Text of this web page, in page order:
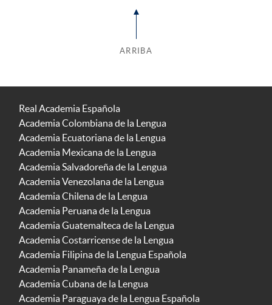
ARRIBA
Real Academia Española
Academia Colombiana de la Lengua
Academia Ecuatoriana de la Lengua
Academia Mexicana de la Lengua
Academia Salvadoreña de la Lengua
Academia Venezolana de la Lengua
Academia Chilena de la Lengua
Academia Peruana de la Lengua
Academia Guatemalteca de la Lengua
Academia Costarricense de la Lengua
Academia Filipina de la Lengua Española
Academia Panameña de la Lengua
Academia Cubana de la Lengua
Academia Paraguaya de la Lengua Española